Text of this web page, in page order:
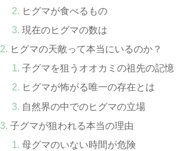
ヒグマが食べるもの
現在のヒグマの数は
ヒグマの天敵って本当にいるのか？
子グマを狙うオオカミの祖先の記憶
ヒグマが怖がる唯一の存在とは
自然界の中でのヒグマの立場
子グマが狙われる本当の理由
母グマのいない時間が危険